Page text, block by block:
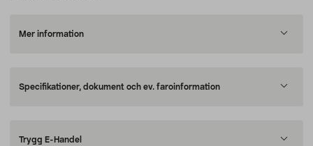
Mer information
Specifikationer, dokument och ev. faroinformation
Trygg E-Handel